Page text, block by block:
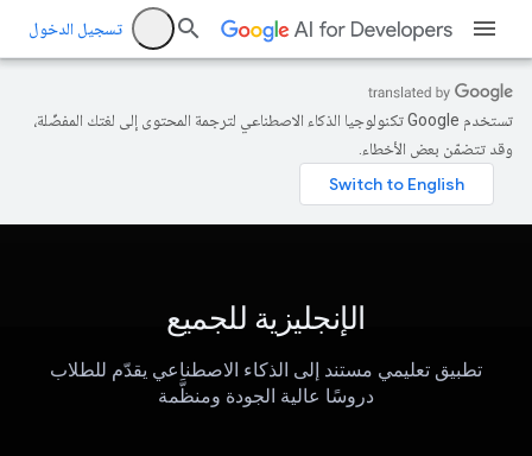
تسجيل الدخول
تستخدم Google تكنولوجيا الذكاء الاصطناعي لترجمة المحتوى إلى لغتك المفضّلة،
وقد تتضمّن بعض الأخطاء.
الإنجليزية للجميع
تطبيق تعليمي مستند إلى الذكاء الاصطناعي يقدّم للطلاب
دروسًا عالية الجودة ومنظَّمة